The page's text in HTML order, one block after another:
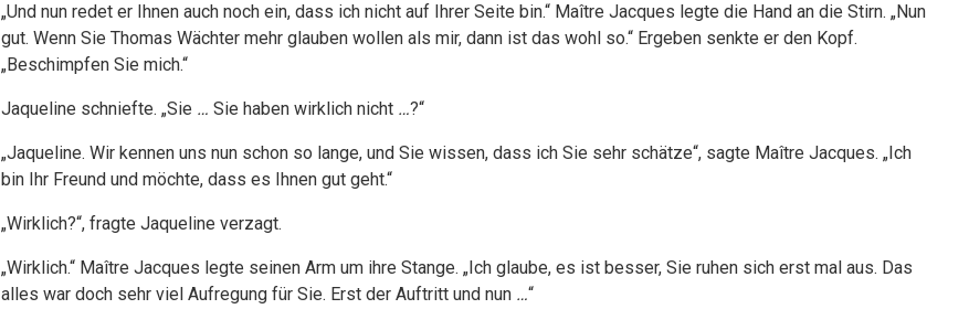
„Und nun redet er Ihnen auch noch ein, dass ich nicht auf Ihrer Seite bin.“ Maître Jacques legte die Hand an die Stirn. „Nun
gut. Wenn Sie Thomas Wächter mehr glauben wollen als mir, dann ist das wohl so.“ Ergeben senkte er den Kopf.
„Beschimpfen Sie mich.“
Jaqueline schniefte. „Sie … Sie haben wirklich nicht …?“
„Jaqueline. Wir kennen uns nun schon so lange, und Sie wissen, dass ich Sie sehr schätze“, sagte Maître Jacques. „Ich
bin Ihr Freund und möchte, dass es Ihnen gut geht.“
„Wirklich?“, fragte Jaqueline verzagt.
„Wirklich.“ Maître Jacques legte seinen Arm um ihre Stange. „Ich glaube, es ist besser, Sie ruhen sich erst mal aus. Das
alles war doch sehr viel Aufregung für Sie. Erst der Auftritt und nun …“